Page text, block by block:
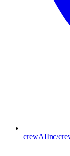
crewAIInc/